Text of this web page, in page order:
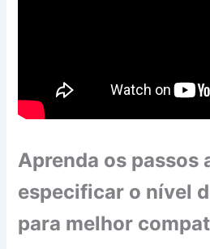
Aprenda os passos
especificar o nível
para melhor